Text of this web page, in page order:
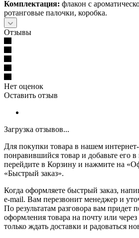
Комплектация: флакон с
ротанговые палочки, коробка.
Отзывы
Нет оценок
Оставить отзыв
Загрузка отзывов...
Для покупки товара в нашем
понравившийся товар и добавьте его в
перейдите в Корзину и нажмите на
«Быстрый заказ».
Когда оформляете быстрый заказ,
e-mail. Вам перезвонит менеджер и
По результатам разговора вам придет
оформления товара на почту или
только ждать доставки и радоваться